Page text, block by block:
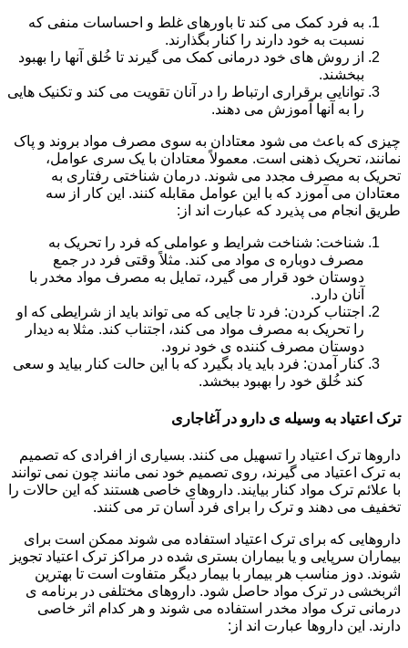
به فرد کمک می کند تا باورهای غلط و احساسات منفی که
نسبت به خود دارند را کنار بگذارند.
از روش های خود درمانی کمک می گیرند تا خُلق آنها را بهبود
ببخشند.
توانایی برقراری ارتباط را در آنان تقویت می کند و تکنیک هایی
را به آنها آموزش می دهند.
چیزی که باعث می شود معتادان به سوی مصرف مواد بروند و پاک
نمانند، تحریک ذهنی است. معمولاً معتادان با یک سری عوامل،
تحریک به مصرف مجدد می شوند. درمان شناختی رفتاری به
معتادان می آموزد که با این عوامل مقابله کنند. این کار از سه
طریق انجام می پذیرد که عبارت اند از:
شناخت: شناخت شرایط و عواملی که فرد را تحریک به
مصرف دوباره ی مواد می کند. مثلاً وقتی فرد در جمع
دوستان خود قرار می گیرد، تمایل به مصرف مواد مخدر با
آنان دارد.
اجتناب کردن: فرد تا جایی که می تواند باید از شرایطی که او
را تحریک به مصرف مواد می کند، اجتناب کند. مثلا به دیدار
دوستان مصرف کننده ی خود نرود.
کنار آمدن: فرد باید یاد بگیرد که با این حالت کنار بیاید و سعی
کند خُلق خود را بهبود ببخشد.
ترک اعتیاد به وسیله ی دارو در آغاجاری
داروها ترک اعتیاد را تسهیل می کنند. بسیاری از افرادی که تصمیم
به ترک اعتیاد می گیرند، روی تصمیم خود نمی مانند چون نمی توانند
با علائم ترک مواد کنار بیایند. داروهای خاصی هستند که این حالات را
تخفیف می دهند و ترک را برای فرد آسان تر می کنند.
داروهایی که برای ترک اعتیاد استفاده می شوند ممکن است برای
بیماران سرپایی و یا بیماران بستری شده در مراکز ترک اعتیاد تجویز
شوند. دوز مناسب هر بیمار با بیمار دیگر متفاوت است تا بهترین
اثربخشی در ترک مواد حاصل شود. داروهای مختلفی در برنامه ی
درمانی ترک مواد مخدر استفاده می شوند و هر کدام اثر خاصی
دارند. این داروها عبارت اند از: